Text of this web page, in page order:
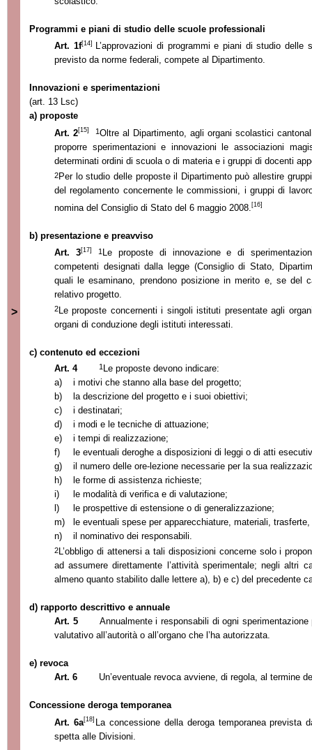
>
Programmi e piani di studio delle scuole professionali
Art. 1f[14]
L’approvazioni di programmi e piani di studio delle
previsto da norme federali, compete al Dipartimento.
Innovazioni e sperimentazioni
(art. 13 Lsc)
a) proposte
Art. 2[15] 1Oltre al Dipartimento, agli organi scolastici
proporre sperimentazioni e innovazioni le associazioni
determinati ordini di scuola o di materia e i gruppi di docenti
2Per lo studio delle proposte il Dipartimento può allestire
del regolamento concernente le commissioni, i gruppi di
nomina del Consiglio di Stato del 6 maggio 2008. [16]
b) presentazione e preavviso
Art. 3[17] 1Le proposte di innovazione e di
competenti designati dalla legge (Consiglio di Stato,
quali le esaminano, prendono posizione in merito e, se del
relativo progetto.
2Le proposte concernenti i singoli istituti presentate agli
organi di conduzione degli istituti interessati.
c) contenuto ed eccezioni
Art. 4
1 Le proposte devono indicare:
a)
i motivi che stanno alla base del progetto;
b)
la descrizione del progetto e i suoi obiettivi;
c)
i destinatari;
d)
i modi e le tecniche di attuazione;
e)
i tempi di realizzazione;
f)
le eventuali deroghe a disposizioni di leggi o di atti
g)
il numero delle ore-lezione necessarie per la sua
h)
le forme di assistenza richieste;
i)
le modalità di verifica e di valutazione;
l)
le prospettive di estensione o di generalizzazione;
m)
le eventuali spese per apparecchiature, materiali,
n)
il nominativo dei responsabili.
2L’obbligo di attenersi a tali disposizioni concerne solo i
ad assumere direttamente l’attività sperimentale; negli altri
almeno quanto stabilito dalle lettere a), b) e c) del precedente
d) rapporto descrittivo e annuale
Art. 5
Annualmente i responsabili di ogni
valutativo all’autorità o all’organo che l’ha autorizzata.
e) revoca
Art. 6
Un’eventuale revoca avviene, di regola, al termine
Concessione deroga temporanea
Art. 6a[18]
La concessione della deroga temporanea prevista
spetta alle Divisioni.